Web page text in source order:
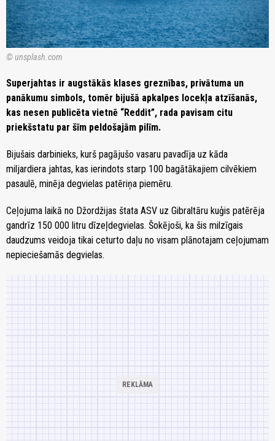
© unsplash.com
Superjahtas ir augstākās klases greznības, privātuma un
panākumu simbols, tomēr bijušā apkalpes locekļa atzīšanās,
kas nesen publicēta vietnē “Reddit”, rada pavisam citu
priekšstatu par šīm peldošajām pilīm.
Bijušais darbinieks, kurš pagājušo vasaru pavadīja uz kāda
miljardiera jahtas, kas ierindots starp 100 bagātākajiem cilvēkiem
pasaulē, minēja degvielas patēriņa piemēru.
Ceļojuma laikā no Džordžijas štata ASV uz Gibraltāru kuģis patērēja
gandrīz 150 000 litru dīzeļdegvielas. Šokējoši, ka šis milzīgais
daudzums veidoja tikai ceturto daļu no visam plānotajam ceļojumam
nepieciešamās degvielas.